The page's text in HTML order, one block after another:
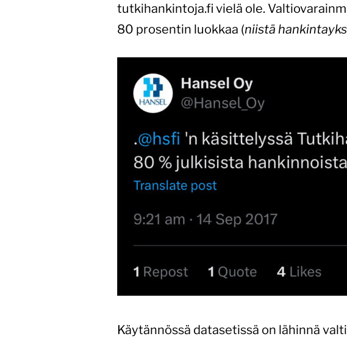
tutkihankintoja.fi vielä ole.
80 prosentin luokkaa (niistä
Käytännössä datasetissä on lähinnä